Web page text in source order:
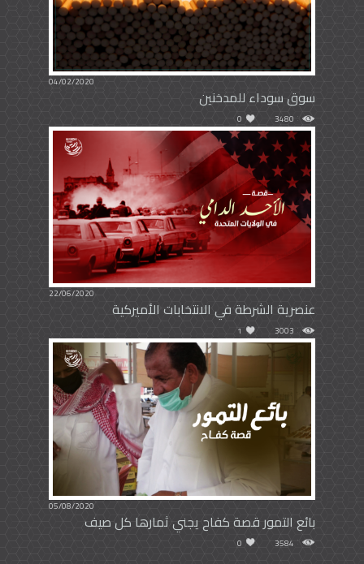
04/02/2020
سوق سوداء للمدخنين
3480
0
22/06/2020
عنصرية الشرطة في الانتخابات الأميركية
3003
1
05/08/2020
بائع التمور قصة كفاح يجني ثمارها كل صيف
3584
0